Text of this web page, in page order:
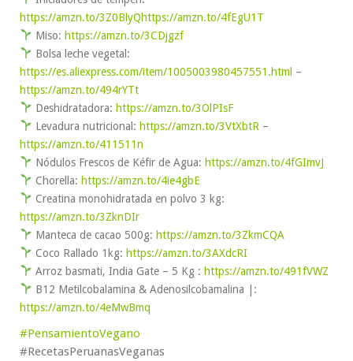
https://amzn.to/3Z0BlyQhttps://amzn.to/4fEgU1T
Miso: https://amzn.to/3CDjgzf
Bolsa leche vegetal:
https://es.aliexpress.com/item/1005003980457551.html –
https://amzn.to/494rYTt
Deshidratadora: https://amzn.to/3OlPIsF
Levadura nutricional: https://amzn.to/3VtXbtR –
https://amzn.to/411511n
Nódulos Frescos de Kéfir de Agua: https://amzn.to/4fGImvJ
Chorella: https://amzn.to/4ie4gbE
Creatina monohidratada en polvo 3 kg:
https://amzn.to/3ZknDIr
Manteca de cacao 500g: https://amzn.to/3ZkmCQA
Coco Rallado 1kg: https://amzn.to/3AXdcRI
Arroz basmati, India Gate – 5 Kg : https://amzn.to/491fVWZ
B12 Metilcobalamina & Adenosilcobamalina |:
https://amzn.to/4eMwBmq
#PensamientoVegano
#RecetasPeruanasVeganas